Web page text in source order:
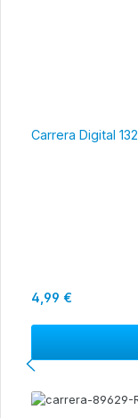
Carrera Digital
Regulärer Preis:
4,99 €